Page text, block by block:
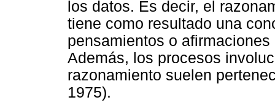
los datos. Es decir, el
tiene como resultado una
pensamientos o
Además, los procesos
razonamiento suelen
1975).